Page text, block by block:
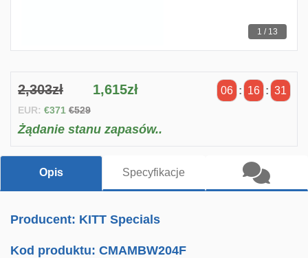
1 / 13
2,303zł 1,615zł 06 : 16 : 31
EUR: €371 €529
Żądanie stanu zapasów..
Opis Specyfikacje
Producent: KITT Specials
Kod produktu:CMAMBW204F